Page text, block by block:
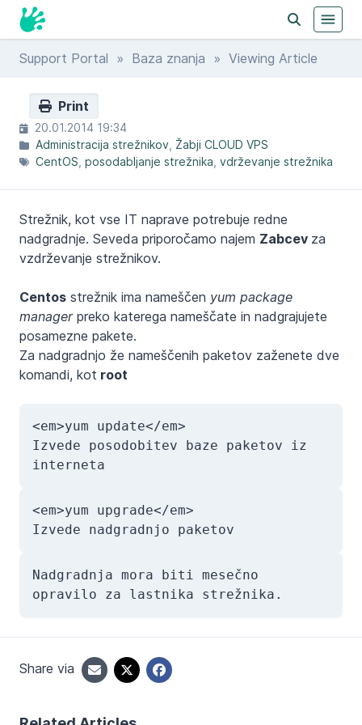
Support Portal » Baza znanja » Viewing Article
Print
20.01.2014 19:34
Administracija strežnikov Žabji CLOUD VPS
CentOS posodabljanje strežnika vdrževanje strežnika
Strežnik, kot vse IT naprave potrebuje redne
nadgradnje. Seveda priporočamo najem Zabcev za
vzdrževanje strežnikov.
Centos strežnik ima nameščen yum package
managerpreko katerega nameščate in nadgrajujete
posamezne pakete.
Za nadgradnjo že nameščenih paketov zaženete dve
komandi, kot root
<em>yum update</em>
Izvede posodobitev baze paketov iz
<em>yum upgrade</em>
Nadgradnja mora biti mesečno
opravilo za lastnika strežnika.
Share via